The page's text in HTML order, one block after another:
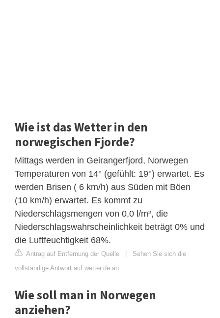
Wie ist das Wetter in den
norwegischen Fjorde?
Mittags werden in Geirangerfjord, Norwegen
Temperaturen von 14° (gefühlt: 19°) erwartet. Es
werden Brisen ( 6 km/h) aus Süden mit Böen
(10 km/h) erwartet. Es kommt zu
Niederschlagsmengen von 0,0 l/m², die
Niederschlagswahrscheinlichkeit beträgt 0% und
die Luftfeuchtigkeit 68%.
Antrag auf Entfernung der Quelle | Sehen Sie sich die
vollständige Antwort auf wetter.de an
Wie soll man in Norwegen
anziehen?